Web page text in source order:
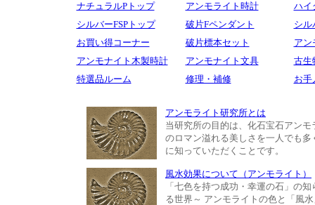
ナチュラルPトップ
アンモライト時計
ハイ
シルバーFSPトップ
破片Fペンダント
シル
お買い得コーナー
破片標本セット
アン
アンモナイト木製時計
アンモナイト文具
古生
特選品ルーム
修理・補修 お手
アンモライト研究所とは
当研究所の目的は、化石宝石アンモ
のロマン溢れる美しさを一人でも多
に知っていただくことです。
風水効果について（アンモライト）
「七色を持つ成功・幸運の石」の知
る世界～ アンモライトの色と「風